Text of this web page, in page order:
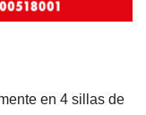
en 4 sillas de